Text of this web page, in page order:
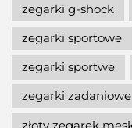
zegarki g-shock
zegarki sportowe
zegarki sportwe
zegarki zadaniowe
złoty zegarek